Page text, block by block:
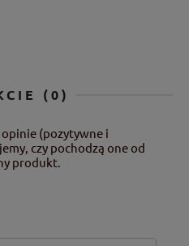
(0)
(pozytywne i
czy pochodzą one od
produkt.